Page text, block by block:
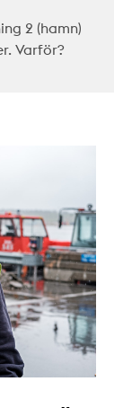
2 (hamn)
Varför?